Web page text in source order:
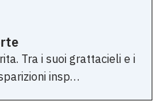
Tra i suoi grattacieli e i
insp…